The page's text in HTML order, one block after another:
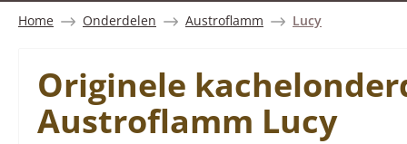
Home Onderdelen Austroflamm Lucy
Originele
Austroflamm Lucy